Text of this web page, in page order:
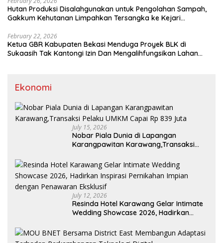
Hutan Produksi Disalahgunakan untuk Pengolahan Sampah,
Gakkum Kehutanan Limpahkan Tersangka ke Kejari
February 22, 2026
Ketua GBR Kabupaten Bekasi Menduga Proyek BLK di
Sukaasih Tak Kantongi Izin Dan Mengalihfungsikan Lahan
Ekonomi
July 15, 2026
Nobar Piala Dunia di Lapangan
Karangpawitan Karawang,Transaksi
July 12, 2026
Resinda Hotel Karawang Gelar Intimate
Wedding Showcase 2026, Hadirkan
Penawaran Eksklusif